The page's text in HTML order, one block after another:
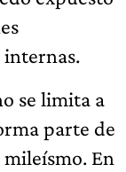
se limita a
parte de
En